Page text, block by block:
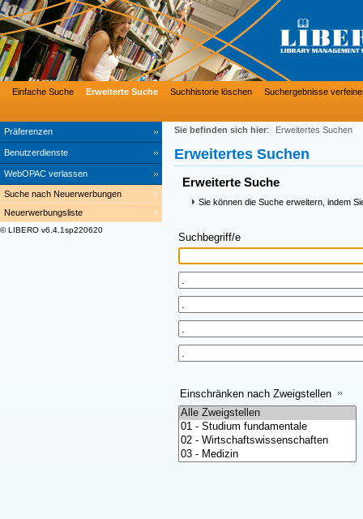
Präferenzen
Benutzerdienste
WebOPAC verlassen
Einfache Suche Erweiterte Suche Suchhistorie löschen Suchergebnisse
Suche nach Neuerwerbungen
Neuerwerbungsliste
© LIBERO v6.4.1sp220620
Sie befinden sich hier: Erweitertes Suchen
Erweitertes Suchen
Erweiterte Suche
Sie können die Suche erweitern, indem
Suchbegriff/e
Einschränken nach Zweigstellen